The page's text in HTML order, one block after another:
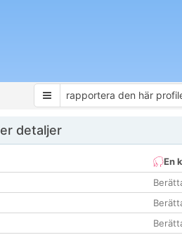
rapportera den här
detaljer
En